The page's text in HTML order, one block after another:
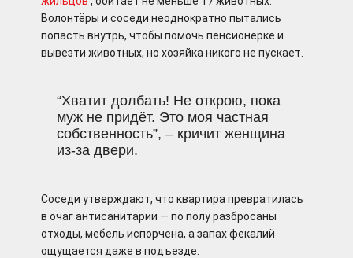
Волонтёры и соседи неоднократно пытались
попасть внутрь, чтобы помочь пенсионерке и
вывезти животных, но хозяйка никого не пускает.
“Хватит долбать! Не открою, пока
муж не придёт. Это моя частная
собственность”, – кричит женщина
из-за двери.
Соседи утверждают, что квартира превратилась
в очаг антисанитарии — по полу разбросаны
отходы, мебель испорчена, а запах фекалий
ощущается даже в подъезде.